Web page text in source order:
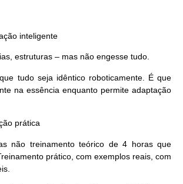
inteligente
estruturas – mas não engesse tudo.
tudo seja idêntico roboticamente. É que
na essência enquanto permite adaptação
prática
não treinamento teórico de 4 horas que
prático, com exemplos reais, com